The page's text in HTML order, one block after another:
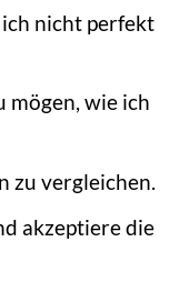
nicht perfekt
mögen, wie ich
zu vergleichen.
akzeptiere die